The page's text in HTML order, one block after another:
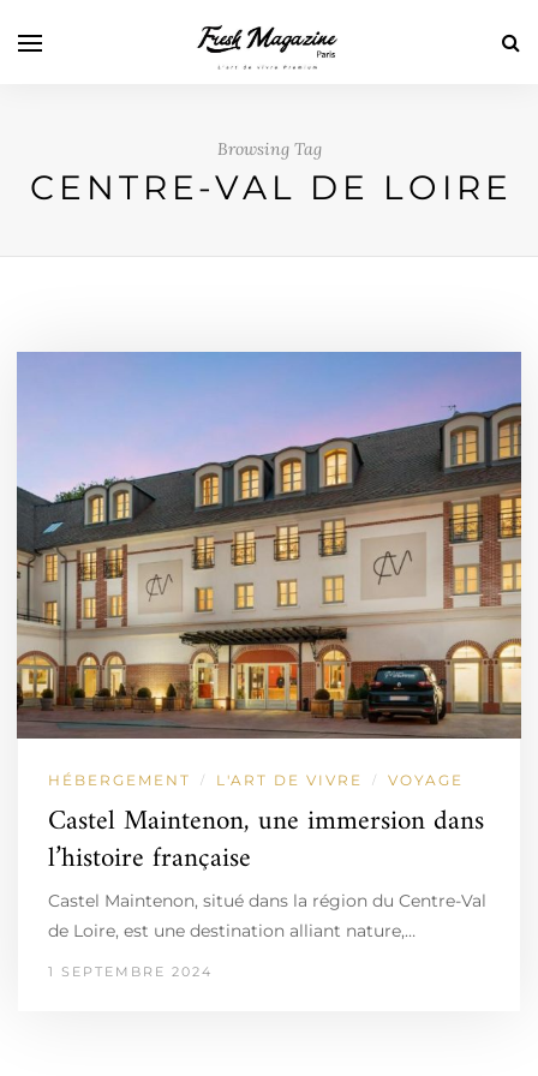
Browsing Tag
CENTRE-VAL DE LOIRE
HÉBERGEMENT / L'ART DE VIVRE / VOYAGE
Castel Maintenon, une immersion dans
l’histoire française
Castel Maintenon, situé dans la région du Centre-Val
de Loire, est une destination alliant nature,…
1 SEPTEMBRE 2024